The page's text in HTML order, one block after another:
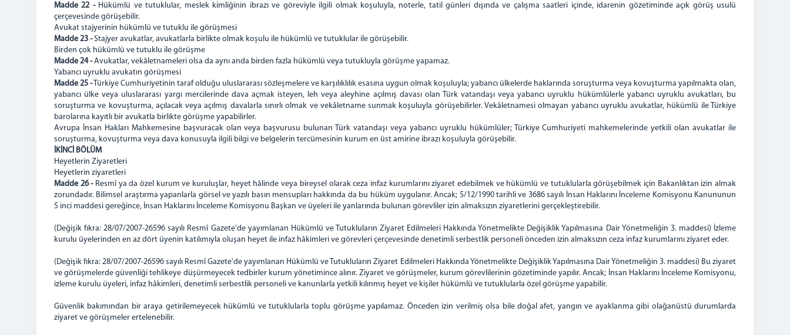
Madde 22 -Hükümlü ve tutuklular, meslek kimliğinin ibrazı ve göreviyle ilgili olmak koşuluyla, noterle, tatil günleri dışında ve çalışma saatleri içinde, idarenin gözetiminde açık görüş usulü
çerçevesinde görüşebilir.
Avukat stajyerinin hükümlü ve tutuklu ile görüşmesi
Madde 23 -Stajyer avukatlar, avukatlarla birlikte olmak koşulu ile hükümlü ve tutuklular ile görüşebilir.
Birden çok hükümlü ve tutuklu ile görüşme
Madde 24 -Avukatlar, vekâletnameleri olsa da aynı anda birden fazla hükümlü veya tutukluyla görüşme yapamaz.
Yabancı uyruklu avukatın görüşmesi
Madde 25 -Türkiye Cumhuriyetinin taraf olduğu uluslararası sözleşmelere ve karşılıklılık esasına uygun olmak koşuluyla; yabancı ülkelerde haklarında soruşturma veya kovuşturma yapılmakta olan,
yabancı ülke veya uluslararası yargı mercilerinde dava açmak isteyen, leh veya aleyhine açılmış davası olan Türk vatandaşı veya yabancı uyruklu hükümlülerle yabancı uyruklu avukatları, bu
soruşturma ve kovuşturma, açılacak veya açılmış davalarla sınırlı olmak ve vekâletname sunmak koşuluyla görüşebilirler. Vekâletnamesi olmayan yabancı uyruklu avukatlar, hükümlü ile Türkiye
barolarına kayıtlı bir avukatla birlikte görüşme yapabilirler.
Avrupa İnsan Hakları Mahkemesine başvuracak olan veya başvurusu bulunan Türk vatandaşı veya yabancı uyruklu hükümlüler; Türkiye Cumhuriyeti mahkemelerinde yetkili olan avukatlar ile
soruşturma, kovuşturma veya dava konusuyla ilgili bilgi ve belgelerin tercümesinin kurum en üst amirine ibrazı koşuluyla görüşebilir.
İKİNCİ BÖLÜM
Heyetlerin Ziyaretleri
Heyetlerin ziyaretleri
Madde 26 -Resmî ya da özel kurum ve kuruluşlar, heyet hâlinde veya bireysel olarak ceza infaz kurumlarını ziyaret edebilmek ve hükümlü ve tutuklularla görüşebilmek için Bakanlıktan izin almak
zorundadır. Bilimsel araştırma yapanlarla görsel ve yazılı basın mensupları hakkında da bu hüküm uygulanır. Ancak; 5/12/1990 tarihli ve 3686 sayılı İnsan Haklarını İnceleme Komisyonu Kanununun
5 inci maddesi gereğince, İnsan Haklarını İnceleme Komisyonu Başkan ve üyeleri ile yanlarında bulunan görevliler izin almaksızın ziyaretlerini gerçekleştirebilir.
(Değişik fıkra: 28/07/2007-26596 sayılı Resmî Gazete'de yayımlanan Hükümlü ve Tutukluların Ziyaret Edilmeleri Hakkında Yönetmelikte Değişiklik Yapılmasına Dair Yönetmeliğin 3. maddesi) İzleme
kurulu üyelerinden en az dört üyenin katılımıyla oluşan heyet ile infaz hâkimleri ve görevleri çerçevesinde denetimli serbestlik personeli önceden izin almaksızın ceza infaz kurumlarını ziyaret eder.
(Değişik fıkra: 28/07/2007-26596 sayılı Resmî Gazete'de yayımlanan Hükümlü ve Tutukluların Ziyaret Edilmeleri Hakkında Yönetmelikte Değişiklik Yapılmasına Dair Yönetmeliğin 3. maddesi) Bu ziyaret
ve görüşmelerde güvenliği tehlikeye düşürmeyecek tedbirler kurum yönetimince alınır. Ziyaret ve görüşmeler, kurum görevlilerinin gözetiminde yapılır. Ancak; İnsan Haklarını İnceleme Komisyonu,
izleme kurulu üyeleri, infaz hâkimleri, denetimli serbestlik personeli ve kanunlarla yetkili kılınmış heyet ve kişiler hükümlü ve tutuklularla özel görüşme yapabilir.
Güvenlik bakımından bir araya getirilemeyecek hükümlü ve tutuklularla toplu görüşme yapılamaz. Önceden izin verilmiş olsa bile doğal afet, yangın ve ayaklanma gibi olağanüstü durumlarda
ziyaret ve görüşmeler ertelenebilir.